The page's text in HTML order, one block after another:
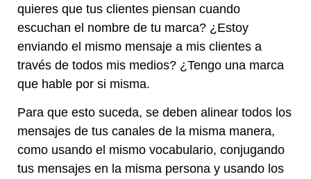
quieres que tus clientes piensan cuando
escuchan el nombre de tu marca? ¿Estoy
enviando el mismo mensaje a mis clientes a
través de todos mis medios? ¿Tengo una marca
que hable por si misma.
Para que esto suceda, se deben alinear todos los
mensajes de tus canales de la misma manera,
como usando el mismo vocabulario, conjugando
tus mensajes en la misma persona y usando los